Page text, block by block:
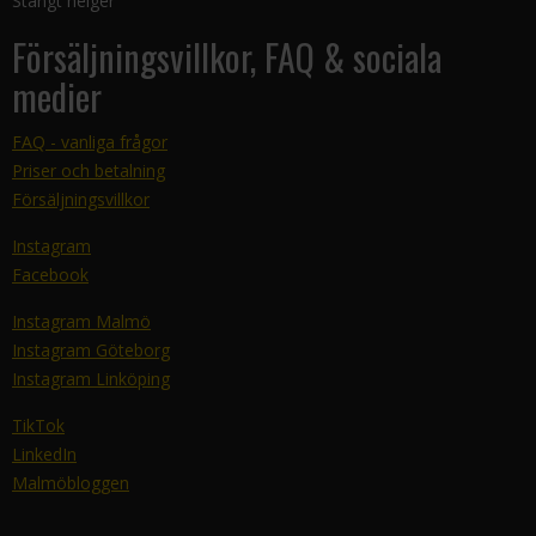
Försäljningsvillkor, FAQ & sociala
medier
FAQ - vanliga frågor
Priser och betalning
Försäljningsvillkor
Instagram
Facebook
Instagram Malmö
Instagram Göteborg
Instagram Linköping
TikTok
LinkedIn
Malmöbloggen